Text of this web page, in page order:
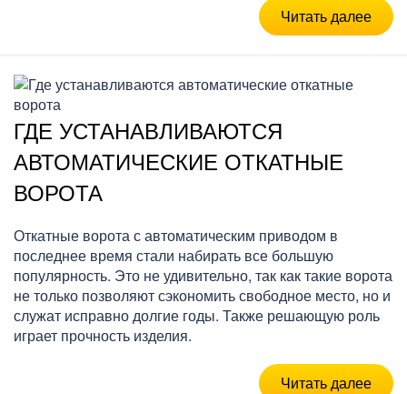
Читать далее
ГДЕ УСТАНАВЛИВАЮТСЯ
АВТОМАТИЧЕСКИЕ ОТКАТНЫЕ
ВОРОТА
Откатные ворота с автоматическим приводом в
последнее время стали набирать все большую
популярность. Это не удивительно, так как такие ворота
не только позволяют сэкономить свободное место, но и
служат исправно долгие годы. Также решающую роль
играет прочность изделия.
Читать далее